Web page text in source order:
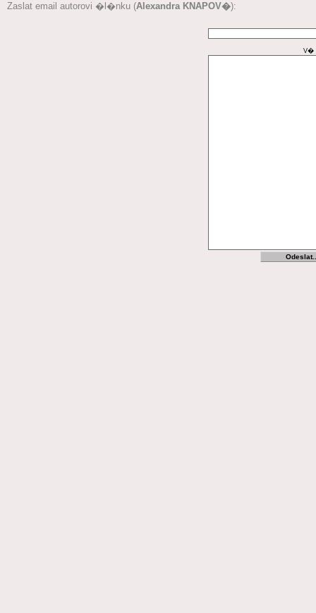
Zaslat email autorovi �l�nku (Alexandra KNAPOV�):
V�